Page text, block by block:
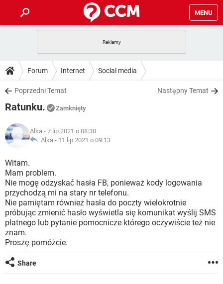
MENU
GRY WHATSAPP
SPOTIFY
INSTAGRAM
WINDOWS 10
PORADY
PlayStation
INSTAGRAM
WINDOWS 10
DO POBRANIA
ANDROID
GRY
IOS
INSTAGRAM
WINDOWS 10
COVID-19
GRY
SPOTIFY
INSTAGRAM FACEBOOK
WINDOWS 10
ARTYKUŁY
COVID-19
GRY
SPOTIFY NETFLIX
INSTAGRAM FACEBOOK
WINDOWS 10
Forum Internet Social media
Poprzedni Temat Następny Temat
Ratunku. Zamknięty
Alka - 7 lip 2021 o 08:30
Alka - 11 lip 2021 o 09:13
Witam.
Mam problem.
Nie mogę odzyskać hasła FB, ponieważ kody logowania
przychodzą mi na stary nr telefonu.
Nie pamiętam również hasła do poczty wielokrotnie
próbując zmienić hasło wyświetla się komunikat wyślij SMS
płatnego lub pytanie pomocnicze którego oczywiście też nie
znam.
Proszę pomóżcie.
Share